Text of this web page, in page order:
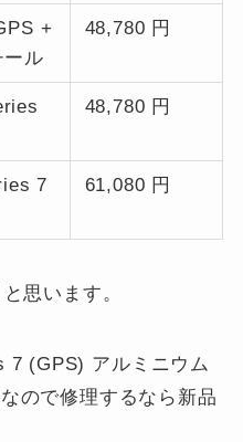
+
ル
48,780 円
48,780 円
7
61,080 円
思います。
7 (GPS) アルミニウム
ので修理するなら新品